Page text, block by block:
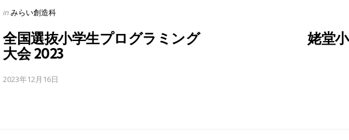
Posted
inみらい創造科
全国選抜小学生プログラミング
大会 2023
2023年12月16日
姥堂